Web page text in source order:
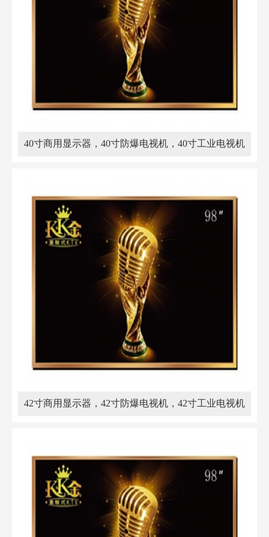
40寸商用显示器，40寸防爆电视机，40寸工业电视机
42寸商用显示器，42寸防爆电视机，42寸工业电视机